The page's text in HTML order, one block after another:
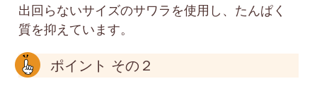
出回らないサイズのサワラを使用し、たんぱく
質を抑えています。
ポイント その２